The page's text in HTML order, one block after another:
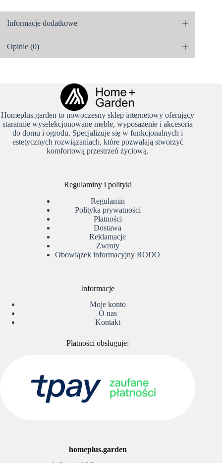
Informacje dodatkowe
Opinie (0)
Homeplus.garden to nowoczesny sklep internetowy oferujący
starannie wyselekcjonowane meble, wyposażenie i akcesoria
do domu i ogrodu. Specjalizuje się w funkcjonalnych i
estetycznych rozwiązaniach, które pozwalają stworzyć
komfortową przestrzeń życiową.
Regulaminy i polityki
Regulamin
Polityka prywatności
Płatności
Dostawa
Reklamacje
Zwroty
Obowiązek informacyjny RODO
Informacje
Moje konto
O nas
Kontakt
Płatności obsługuje:
homeplus.garden